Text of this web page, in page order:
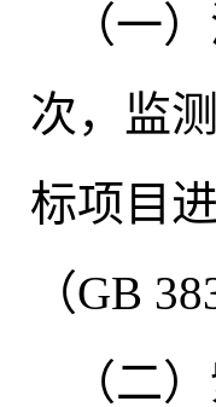
（一
次， 监
标项目
（GB
（二